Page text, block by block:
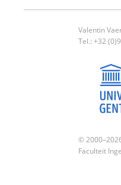
Valentin
Tel.: +32
©
Faculteit